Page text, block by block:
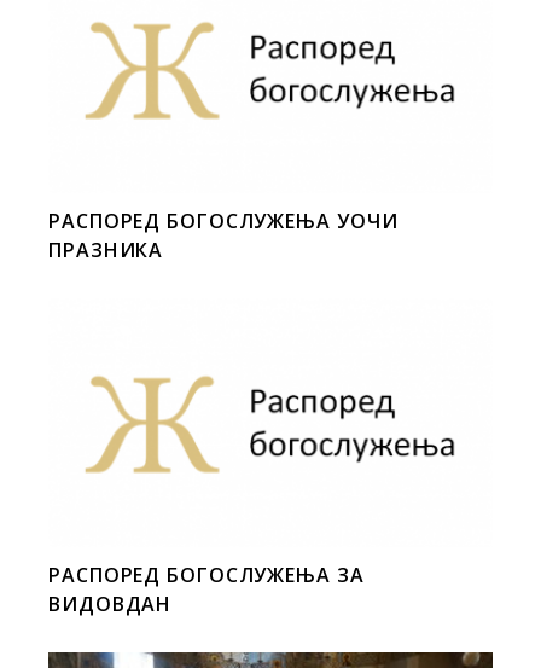
РАСПОРЕД БОГОСЛУЖЕЊА УОЧИ
ПРАЗНИКА
РАСПОРЕД БОГОСЛУЖЕЊА ЗА
ВИДОВДАН